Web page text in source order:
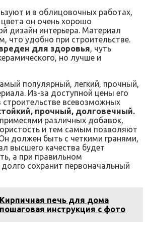
и в облицовочных работах,
цвета он очень хорошо
дизайн интерьера. Материал
что удобно при строительстве.
для здоровья, чуть
но лучше и
популярный, легкий, прочный,
Из-за доступной цены его
строительстве всевозможных
прочный, долговечный.
различных добавок,
и тем самым позволяют
должен быть с четкими гранями,
высшего качества будет
а при правильном
сохранит первоначальный
Кирпичная печь для дома
инструкция с фото